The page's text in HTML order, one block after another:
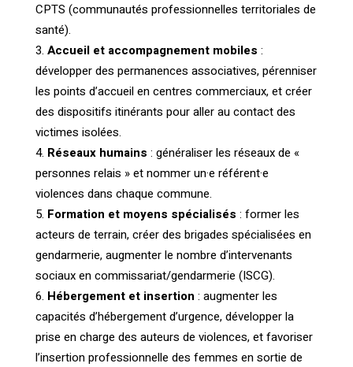
CPTS (communautés professionnelles territoriales de
santé).
Accueil et accompagnement mobiles :
développer des permanences associatives, pérenniser
les points d’accueil en centres commerciaux, et créer
des dispositifs itinérants pour aller au contact des
victimes isolées.
Réseaux humains : généraliser les réseaux de «
personnes relais » et nommer un·e référent·e
violences dans chaque commune.
Formation et moyens spécialisés : former les
acteurs de terrain, créer des brigades spécialisées en
gendarmerie, augmenter le nombre d’intervenants
sociaux en commissariat/gendarmerie (ISCG).
Hébergement et insertion : augmenter les
capacités d’hébergement d’urgence, développer la
prise en charge des auteurs de violences, et favoriser
l’insertion professionnelle des femmes en sortie de